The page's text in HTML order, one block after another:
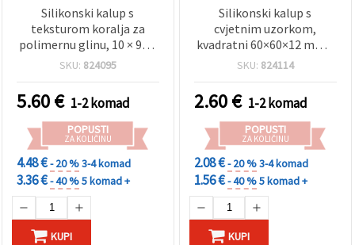
Silikonski kalup s
teksturom koralja za
polimernu glinu, 10 × 90 ×
15 mm – fleksibilan,
detaljne uzorke, izradu
nakita i UV/epoksi smolu
SKU: 824095
5.60€ 1-2 komad
POPUSTI
ZA KOLIČINU
4.48 €- 20 %3-4 komad
3.36 €- 40 %5 komad +
KUPI
Silikonski kalup s
cvjetnim uzorkom,
kvadratni 60×60×12 mm –
fleksibilan, višekratan; za
glinu, gips i svijeće,
DIY/uradi-sam
SKU: 824114
2.60€ 1-2 komad
POPUSTI
ZA KOLIČINU
2.08 €- 20 %3-4 komad
1.56 €- 40 %5 komad +
KUPI